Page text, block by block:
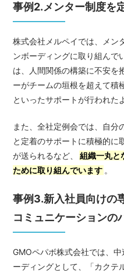
事例2.メンター制度を
株式会社メルペイでは、メン
ンボーディングに取り組んで
は、人間関係の構築に不安を
ーがチームの垣根を超えて積
といったサポートが行われた
また、全社定例会では、自分
と定着のサポートに積極的に
が送られるなど、
組織一丸と
ために取り組んでいます 。
事例3.新入社員向けの
コミュニケーションの
GMOペパボ株式会社では、
ーディングとして、「カクテ